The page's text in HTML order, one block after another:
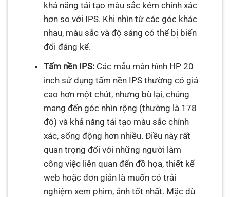
khả năng tái tạo màu sắc kém chính xác
hơn so với IPS. Khi nhìn từ các góc khác
nhau, màu sắc và độ sáng có thể bị biến
đổi đáng kể.
Tấm nền IPS:Các mẫu màn hình HP 20
inch sử dụng tấm nền IPS thường có giá
cao hơn một chút, nhưng bù lại, chúng
mang đến góc nhìn rộng (thường là 178
độ) và khả năng tái tạo màu sắc chính
xác, sống động hơn nhiều. Điều này rất
quan trọng đối với những người làm
công việc liên quan đến đồ họa, thiết kế
web hoặc đơn giản là muốn có trải
nghiệm xem phim, ảnh tốt nhất. Mặc dù